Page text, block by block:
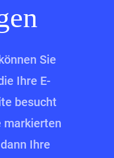
Sie
Ihre E-
besucht
markierten
Ihre